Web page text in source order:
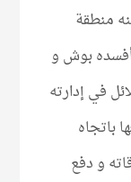
منطقة
بوش و
في إدارته
باتجاه
و دفع